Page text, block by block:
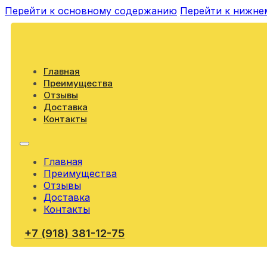
Перейти к основному содержанию Перейти к
Главная
Преимущества
Отзывы
Доставка
Контакты
Главная
Преимущества
Отзывы
Доставка
Контакты
+7 (918) 381-12-75